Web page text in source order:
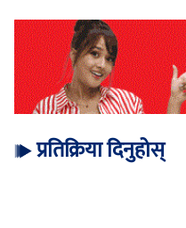
प्रतिक्रिया दिनुहोस्